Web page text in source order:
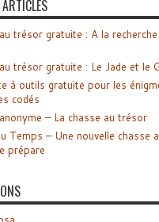
trésor gratuite : A la
trésor gratuite : Le Jade et le
à outils gratuite pour les
codés
– La chasse au trésor
Temps – Une nouvelle chasse
prépare